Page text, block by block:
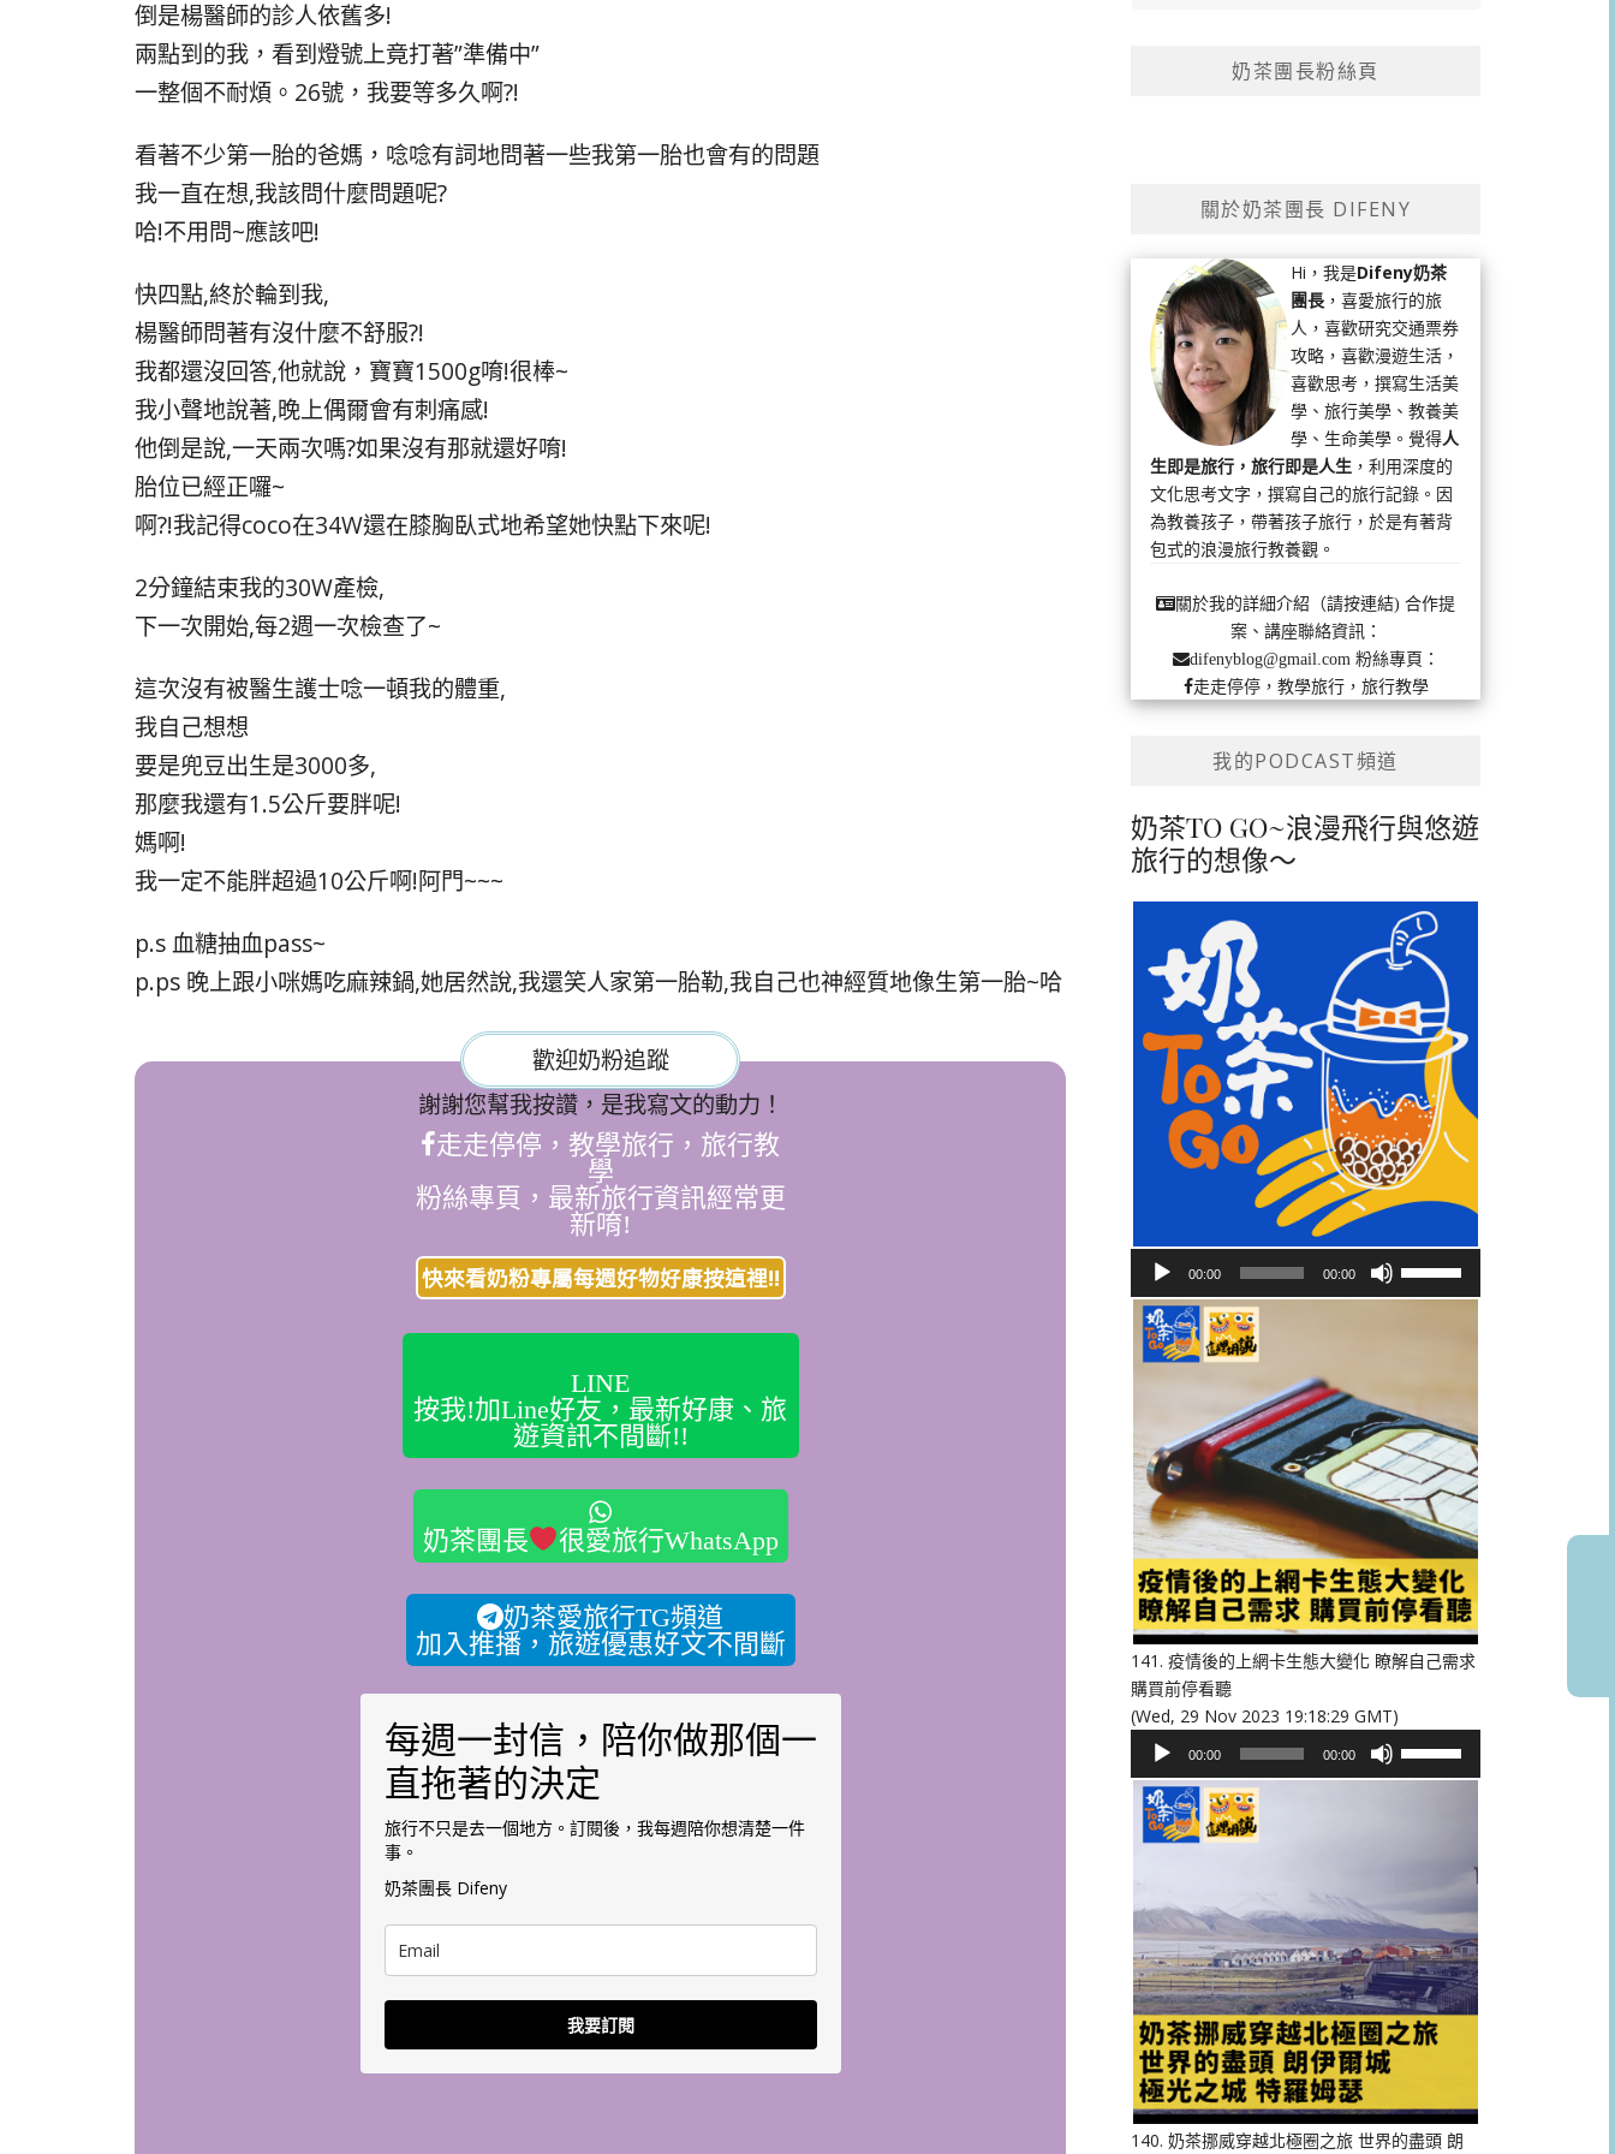
倒是楊醫師的診人依舊多!
兩點到的我，看到燈號上竟打著”準備中”
一整個不耐煩。26號，我要等多久啊?!
看著不少第一胎的爸媽，唸唸有詞地問著一些我第一胎也會有的問題
我一直在想,我該問什麼問題呢?
哈!不用問~應該吧!
快四點,終於輪到我,
楊醫師問著有沒什麼不舒服?!
我都還沒回答,他就說，寶寶1500g唷!很棒~
我小聲地說著,晚上偶爾會有刺痛感!
他倒是說,一天兩次嗎?如果沒有那就還好唷!
胎位已經正囉~
啊?!我記得coco在34W還在膝胸臥式地希望她快點下來呢!
2分鐘結束我的30W產檢,
下一次開始,每2週一次檢查了~
這次沒有被醫生護士唸一頓我的體重,
我自己想想
要是兜豆出生是3000多,
那麼我還有1.5公斤要胖呢!
媽啊!
我一定不能胖超過10公斤啊!阿門~~~
p.s 血糖抽血pass~
p.ps 晚上跟小咪媽吃麻辣鍋,她居然說,我還笑人家第一胎勒,我自己也神經質地像生第一胎~哈
歡迎奶粉追蹤
謝謝您幫我按讚，是我寫文的動力！
走走停停，教學旅行，旅行教
學
粉絲專頁，最新旅行資訊經常更
新唷!
快來看奶粉專屬每週好物好康按這裡!!
LINE
按我!加Line好友，最新好康、旅
遊資訊不間斷!!
奶茶團長 很愛旅行WhatsApp
奶茶愛旅行TG頻道
加入推播，旅遊優惠好文不間斷
每週一封信，陪你做那個一
直拖著的決定
旅行不只是去一個地方。訂閱後，我每週陪你想清楚一件
事。
奶茶團長 Difeny
我要訂閱
奶茶團長粉絲頁
關於奶茶團長 DIFENY
Hi，我是Difeny奶茶
團長 ，喜愛旅行的旅
人，喜歡研究交通票券
攻略，喜歡漫遊生活，
喜歡思考，撰寫生活美
學、旅行美學、教養美
學、生命美學。覺得人
生即是旅行，旅行即是人生 ，利用深度的
文化思考文字，撰寫自己的旅行記錄。因
為教養孩子，帶著孩子旅行，於是有著背
包式的浪漫旅行教養觀。
關於我的詳細介紹（請按連結) 合作提
案、講座聯絡資訊：
difenyblog@gmail.com粉絲專頁：
走走停停，教學旅行，旅行教學
我的PODCAST頻道
奶茶TO GO~浪漫飛行與悠遊
旅行的想像～
播
放
00:00 00:00
鍵
以
提
高
或
降
低
音
量。
141. 疫情後的上網卡生態大變化 瞭解自己需求
購買前停看聽
(Wed, 29 Nov 2023 19:18:29 GMT)
播
放
00:00 00:00
以
提
高
或
降
量。
140. 奶茶挪威穿越北極圈之旅 世界的盡頭 朗